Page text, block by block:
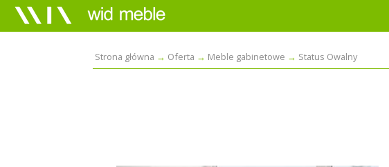
Strona główna Oferta Meble gabinetowe Status Owalny